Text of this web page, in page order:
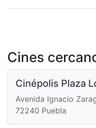
Cines
Cinépolis Plaza
Avenida Ignacio
72240 Puebla